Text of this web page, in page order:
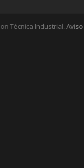
Técnica Industrial.